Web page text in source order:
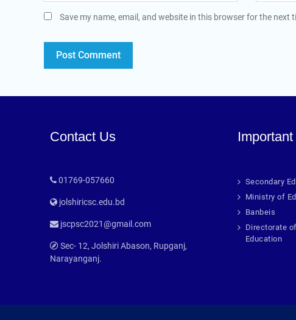
Save my name, email, and website in this browser for the next
Contact Us
01769-057660
jolshiricsc.edu.bd
jscpsc2021@gmail.com
Sec- 12, Jolshiri Abason, Rupganj,
Narayanganj.
Secondary
Ministry of
Banbeis
Directorate
Education